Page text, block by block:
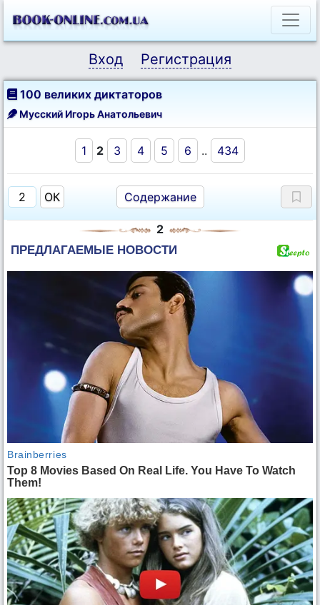
Вход Регистрация
100 великих диктаторов
Мусский Игорь Анатольевич
1 2 3 4 5 6 .. 434
Содержание
2